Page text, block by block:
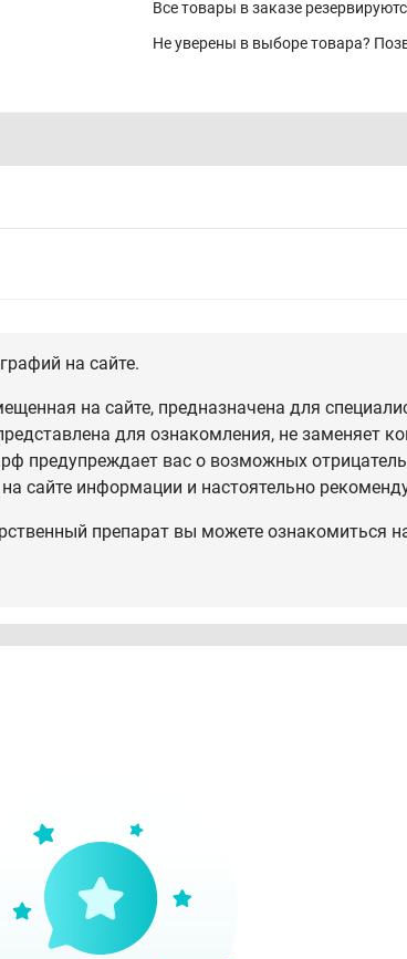
Все товары в заказе
Не уверены в выборе товара?
на сайте.
на сайте, предназначена для
для ознакомления, не заменяет
предупреждает вас о возможных
сайте информации и настоятельно
препарат вы можете ознакомиться